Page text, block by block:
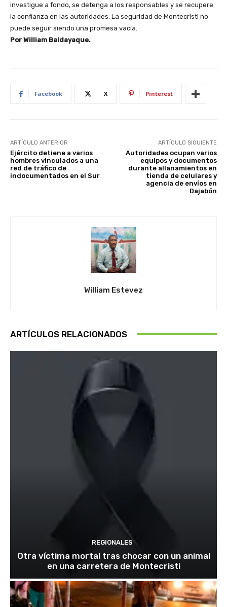
investigue a fondo, se detenga a los responsables y se recupere
la confianza en las autoridades. La seguridad de Montecristi no
puede seguir siendo una promesa vacía.
Por William Baldayaque.
Facebook X Pinterest
ARTÍCULO ANTERIOR
Ejército detiene a varios
hombres vinculados a una
red de tráfico de
indocumentados en el Sur
ARTÍCULO SIGUIENTE
Autoridades ocupan varios
equipos y documentos
durante allanamientos en
tienda de celulares y
agencia de envíos en
Dajabón
William Estevez
ARTÍCULOS RELACIONADOS
REGIONALES
Otra víctima mortal tras chocar con un animal
en una carretera de Montecristi